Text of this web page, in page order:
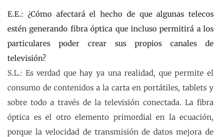
E.E.: ¿Cómo afectará el hecho de que algunas telecos
estén generando fibra óptica que incluso permitirá a los
particulares poder crear sus propios canales de
televisión?
S.L.: Es verdad que hay ya una realidad, que permite el
consumo de contenidos a la carta en portátiles, tablets y
sobre todo a través de la televisión conectada. La fibra
óptica es el otro elemento primordial en la ecuación,
porque la velocidad de transmisión de datos mejora de